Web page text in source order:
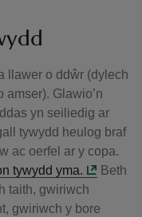
llawer o ddŵr (dylech
Glawio’n
yn seiliedig ar
tywydd heulog braf
ac oerfel ar y copa.
tywydd yma.
Beth
taith, gwiriwch
gwiriwch y bore